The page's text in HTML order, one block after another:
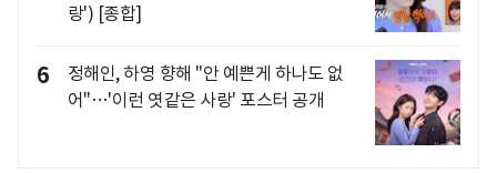
랑') [종합]
6
정해인, 하영 향해 "안 예쁜게 하나도 없
어"…'이런 엿같은 사랑' 포스터 공개